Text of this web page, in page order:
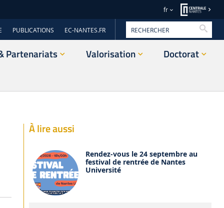
fr
PUBLICATIONS EC-NANTES.FR
Partenariats Valorisation
Doctorat
À lire aussi
Rendez-vous le 24 septembre au
festival de rentrée de Nantes
Université